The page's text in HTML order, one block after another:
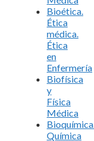
Bioética.
Ética
médica.
Ética
en
Enfermería
Biofísica
y
Física
Médica
Bioquímica.
Química